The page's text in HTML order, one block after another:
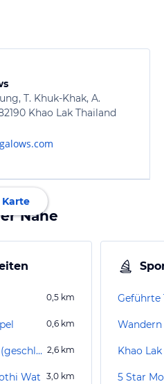
T. Khuk-Khak, A.
Khao Lak Thailand
Karte
Nähe
0,5 km
0,6 km
Orchid Garden Khaolak (geschlossen) 2,6 km
Wat 3,0 km
Khao